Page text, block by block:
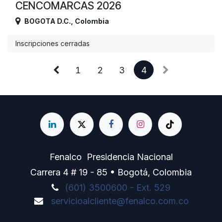
CENCOMARCAS 2026
BOGOTA D.C. Colombia
Inscripciones cerradas
1 2 3 4
Fenalco Presidencia Nacional
Carrera 4 # 19 - 85 • Bogotá, Colombia
(601) 3500600 - Ext. 529
servicioalcliente@fenalco.com.co